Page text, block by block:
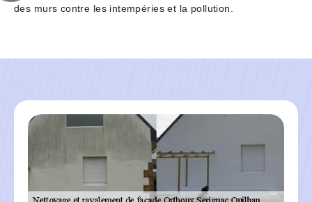
des murs contre les intempéries et la pollution.